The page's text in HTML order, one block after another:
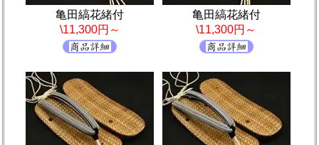
亀田縞花緒付
\11,300円～
亀田縞花緒付
\11,300円～